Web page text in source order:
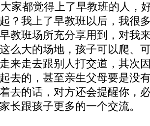
家都觉得上了早教班的人，
？我上了早教班以后，我很
教班场所充分享用到，对我
么大的场地，孩子可以爬、
来走去跟别人打交道，其次
去的，甚至亲生父母要是没
去的话，对方还会提醒你，
长跟孩子更多的一个交流。